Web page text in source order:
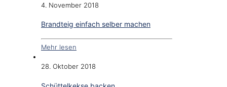
4. November 2018
Brandteig einfach selber machen
Mehr lesen
28. Oktober 2018